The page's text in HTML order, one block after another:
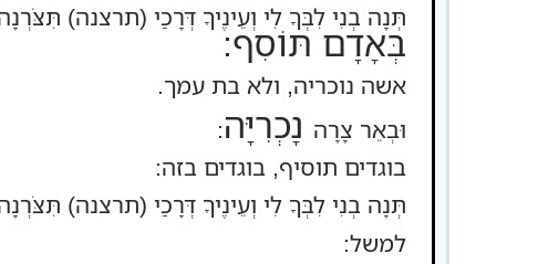
תְּנָה בְנִי לִבְּךָ לִי וְעֵינֶיךָ דְּרָכַי (תרצנה)
בְּאָדָם תּוֹסִף:
אשה נוכריה, ולא בת עמך.
וּבְאֵר צָרָה נָכְרִיָּה:
בוגדים תוסיף, בוגדים בזה:
תְּנָה בְנִי לִבְּךָ לִי וְעֵינֶיךָ דְּרָכַי (תרצנה)
למשל: